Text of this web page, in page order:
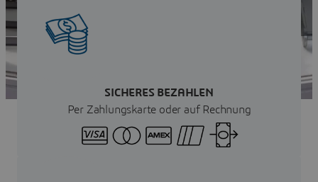
Kontakt Vertrieb
SICHERES BEZAHLEN
Per Zahlungskarte oder auf Rechnung